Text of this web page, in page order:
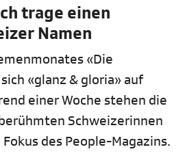
trage einen
Namen
«Die
«glanz & gloria» auf
einer Woche stehen die
Schweizerinnen
des People-Magazins.